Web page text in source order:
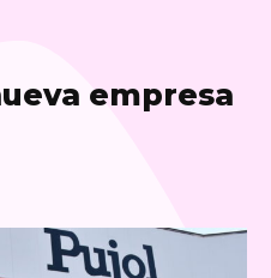
empresa